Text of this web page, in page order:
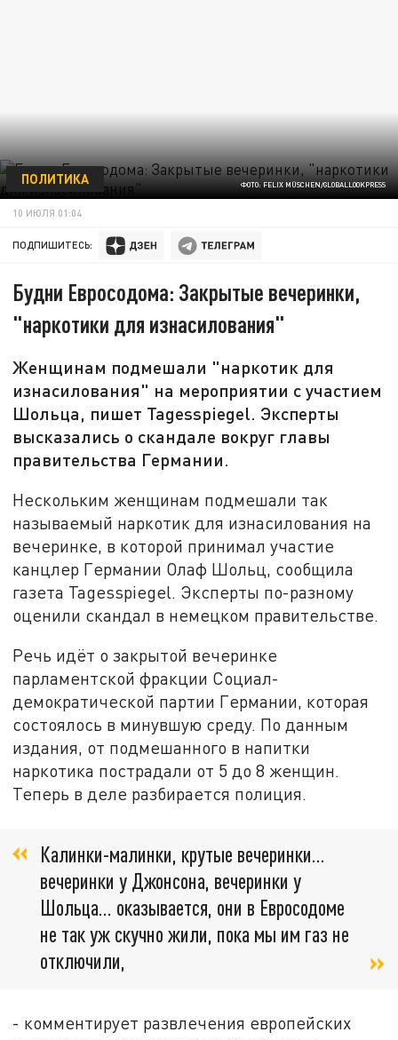
ФОТО: FELIX MÜSCHEN/GLOBALLOOKPRESS
ПОЛИТИКА
10 ИЮЛЯ 01:04
ПОДПИШИТЕСЬ:
Будни Евросодома: Закрытые вечеринки,
"наркотики для изнасилования"
Женщинам подмешали "наркотик для
изнасилования" на мероприятии с участием
Шольца, пишет Tagesspiegel. Эксперты
высказались о скандале вокруг главы
правительства Германии.
Нескольким женщинам подмешали так
называемый наркотик для изнасилования на
вечеринке, в которой принимал участие
канцлер Германии Олаф Шольц, сообщила
газета Tagesspiegel. Эксперты по-разному
оценили скандал в немецком правительстве.
Речь идёт о закрытой вечеринке
парламентской фракции Социал-
демократической партии Германии, которая
состоялось в минувшую среду. По данным
издания, от подмешанного в напитки
наркотика пострадали от 5 до 8 женщин.
Теперь в деле разбирается полиция.
Калинки-малинки, крутые вечеринки...
вечеринки у Джонсона, вечеринки у
Шольца... оказывается, они в Евросодоме
не так уж скучно жили, пока мы им газ не
отключили,
- комментирует развлечения европейских